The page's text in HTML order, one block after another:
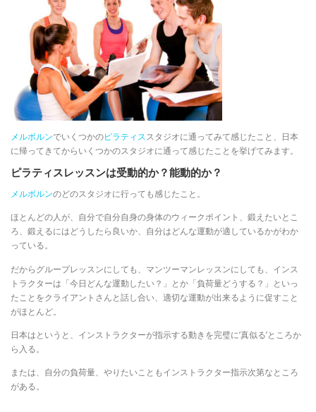
メルボルンでいくつかのピラティススタジオに通ってみて感じたこと、日本
に帰ってきてからいくつかのスタジオに通って感じたことを挙げてみます。
ピラティスレッスンは受動的か？能動的か？
メルボルンのどのスタジオに行っても感じたこと。
ほとんどの人が、自分で自分自身の身体のウィークポイント、鍛えたいとこ
ろ、鍛えるにはどうしたら良いか、自分はどんな運動が適しているかがわか
っている。
だからグループレッスンにしても、マンツーマンレッスンにしても、インス
トラクターは「今日どんな運動したい？」とか「負荷量どうする？」といっ
たことをクライアントさんと話し合い、適切な運動が出来るように促すこと
がほとんど。
日本はというと、インストラクターが指示する動きを完璧に’真似る’ところか
ら入る。
または、自分の負荷量、やりたいこともインストラクター指示次第なところ
がある。